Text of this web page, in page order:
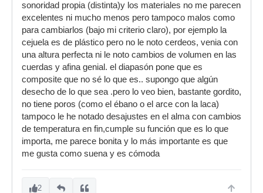
sonoridad propia (distinta)y los materiales no me parecen
excelentes ni mucho menos pero tampoco malos como
para cambiarlos (bajo mi criterio claro), por ejemplo la
cejuela es de plástico pero no le noto cerdeos, venia con
una altura perfecta ni le noto cambios de volumen en las
cuerdas y afina genial. el diapasón pone que es
composite que no sé lo que es.. supongo que algún
desecho de lo que sea .pero lo veo bien, bastante gordito,
no tiene poros (como el ébano o el arce con la laca)
tampoco le he notado desajustes en el alma con cambios
de temperatura en fin,cumple su función que es lo que
importa, me parece bonita y lo más importante es que
me gusta como suena y es cómoda
2